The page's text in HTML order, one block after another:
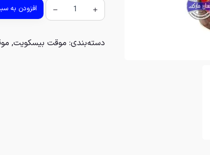
افزودن به
دسته‌بندی: موقت بیسکویت,